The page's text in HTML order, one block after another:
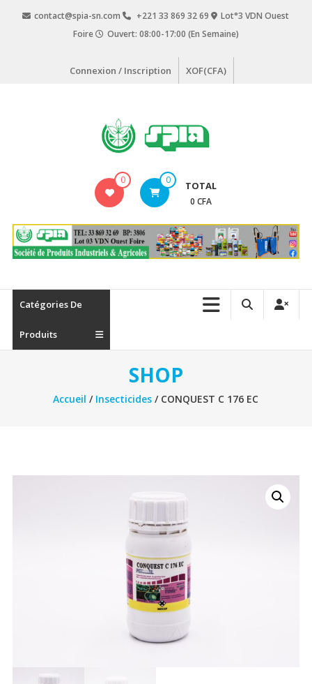
contact@spia-sn.com +221 33 869 32 69
Lot°3 VDN Ouest
Foire
Ouvert: 08:00-17:00 (En Semaine)
Connexion / Inscription XOF(CFA)
Produits
Industriels
0 0 TOTAL
0 CFA
Catégories De
Produits
SHOP
Accueil / Insecticides / CONQUEST C 176 EC